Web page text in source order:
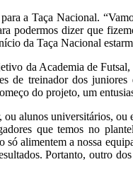
a Taça Nacional.
podermos dizer que
da Taça Nacional
da Academia de
de treinador dos
do projeto, um
alunos universitários,
que temos no
só alimentem a nossa
Portanto, outro